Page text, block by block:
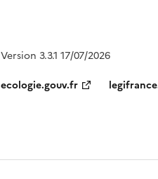
Version 3.3.1 17/07/2026
ecologie.gouv.fr